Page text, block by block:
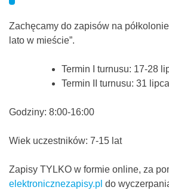
Zachęcamy do zapisów na
lato w mieście”.
Termin I turnusu: 17-28
Termin II turnusu: 31
Godziny: 8:00-16:00
Wiek uczestników: 7-15 lat
Zapisy TYLKO w formie online, za
elektronicznezapisy.pl do